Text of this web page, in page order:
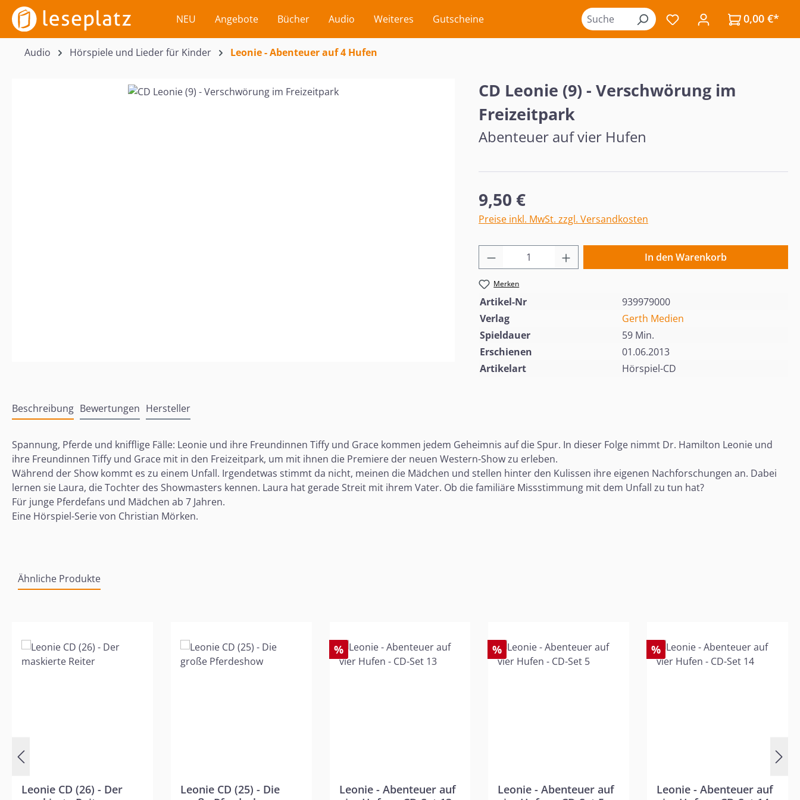
Hauptinhalt springen
Zur Suche springen
Zur Hauptnavigation springen NEU Angebote Bücher Audio Weiteres Gutscheine Du hast 0 Produkte auf
0,00 €*
Audio Hörspiele und Lieder für Kinder Leonie - Abenteuer auf 4 Hufen
Bildergalerie überspringen
CD Leonie (9) - Verschwörung im
Freizeitpark
Abenteuer auf vier Hufen
Regulärer Preis:
9,50 €
Preise inkl. MwSt. zzgl. Versandkosten
Produkt Anzahl: Gib den gewünschten Wert
In den Warenkorb
Merken
Artikel-Nr
939979000
Verlag
Gerth Medien
Spieldauer
59 Min.
Erschienen
01.06.2013
Artikelart
Hörspiel-CD
Beschreibung Bewertungen Hersteller
Spannung, Pferde und knifflige Fälle: Leonie und ihre Freundinnen Tiffy und Grace kommen jedem Geheimnis auf die Spur. In dieser Folge nimmt Dr. Hamilton Leonie und
ihre Freundinnen Tiffy und Grace mit in den Freizeitpark, um mit ihnen die Premiere der neuen Western-Show zu erleben.
Während der Show kommt es zu einem Unfall. Irgendetwas stimmt da nicht, meinen die Mädchen und stellen hinter den Kulissen ihre eigenen Nachforschungen an. Dabei
lernen sie Laura, die Tochter des Showmasters kennen. Laura hat gerade Streit mit ihrem Vater. Ob die familiäre Missstimmung mit dem Unfall zu tun hat?
Für junge Pferdefans und Mädchen ab 7 Jahren.
Eine Hörspiel-Serie von Christian Mörken.
Ähnliche Produkte
Leonie CD (26) - Der
Leonie CD (25) - Die
%
Leonie - Abenteuer auf
%
Leonie - Abenteuer auf
%
Leonie - Abenteuer auf